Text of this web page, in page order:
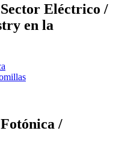
Eléctrico /
en la
/